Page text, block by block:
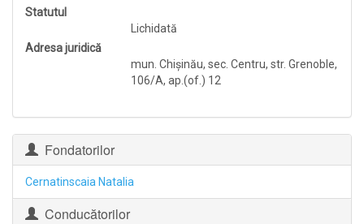
Statutul
Lichidată
Adresa juridică
mun. Chişinău, sec. Centru, str. Grenoble,
106/A, ap.(of.) 12
Fondatorilor
Cernatinscaia Natalia
Conducătorilor